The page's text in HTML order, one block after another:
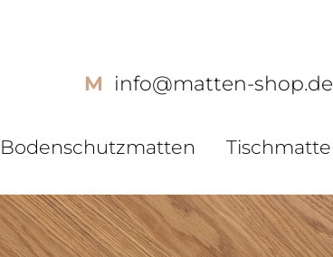
M info@matten-shop.de
Bodenschutzmatten